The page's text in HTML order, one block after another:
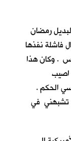
رمضان
فاشلة نفذها
. وكان هذا
اصيب
الحكم .
تشبهني في